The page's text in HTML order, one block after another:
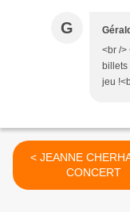
G
<br />
billets
jeu
< JEANNE CHERHAL EN
CONCERT